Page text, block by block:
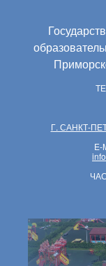
Г. САНКТ-
E-